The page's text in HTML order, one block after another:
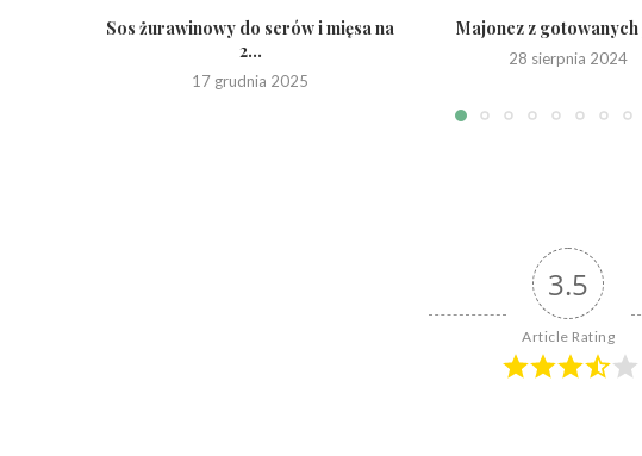
Sos żurawinowy do serów i mięsa na
2...
17 grudnia 2025
Majonez z
28 sierpnia 2024
3.5
Article Rating